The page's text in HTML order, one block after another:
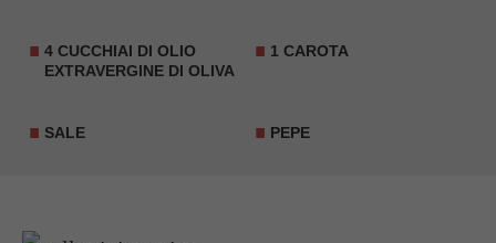
4 CUCCHIAI DI OLIO
EXTRAVERGINE DI OLIVA
1 CAROTA
SALE PEPE